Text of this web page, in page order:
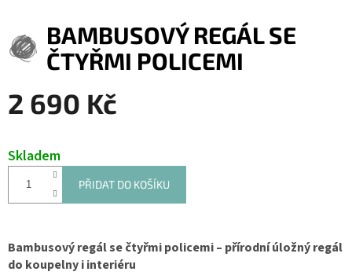
BAMBUSOVÝ REGÁL SE
ČTYŘMI POLICEMI
2 690 Kč
Skladem
PŘIDAT DO KOŠÍKU
Bambusový regál se čtyřmi policemi – přírodní úložný regál
do koupelny i interiéru